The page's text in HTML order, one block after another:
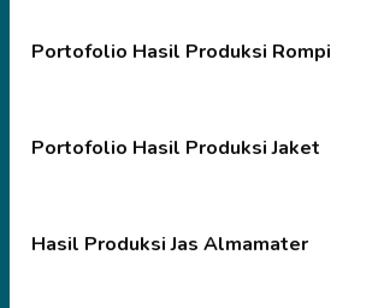
Portofolio Hasil Produksi Rompi
Portofolio Hasil Produksi Jaket
Hasil Produksi Jas Almamater